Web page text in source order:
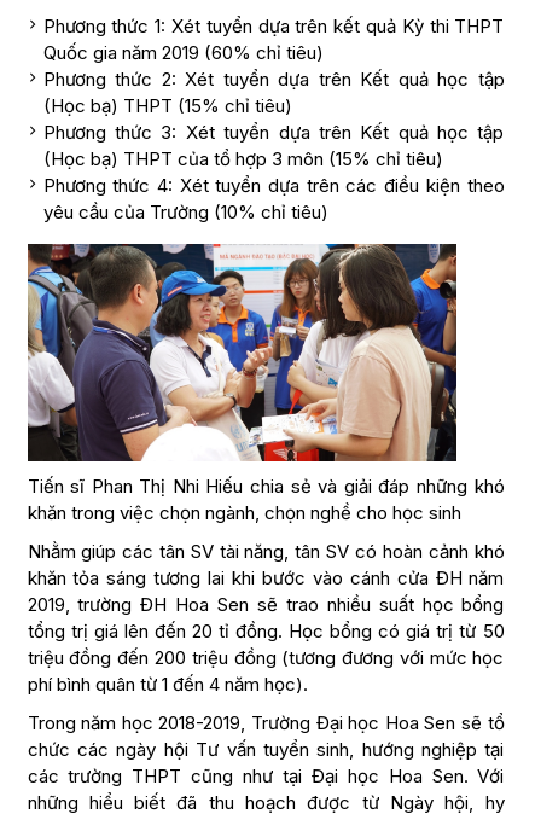
Phương thức 1: Xét tuyển dựa trên kết quả Kỳ thi THPT
Quốc gia năm 2019 (60% chỉ tiêu)
Phương thức 2: Xét tuyển dựa trên Kết quả học tập
(Học bạ) THPT (15% chỉ tiêu)
Phương thức 3: Xét tuyển dựa trên Kết quả học tập
(Học bạ) THPT của tổ hợp 3 môn (15% chỉ tiêu)
Phương thức 4: Xét tuyển dựa trên các điều kiện theo
yêu cầu của Trường (10% chỉ tiêu)
Tiến sĩ Phan Thị Nhi Hiếu chia sẻ và giải đáp những khó
khăn trong việc chọn ngành, chọn nghề cho học sinh
Nhằm giúp các tân SV tài năng, tân SV có hoàn cảnh khó
khăn tỏa sáng tương lai khi bước vào cánh cửa ĐH năm
2019, trường ĐH Hoa Sen sẽ trao nhiều suất học bổng
tổng trị giá lên đến 20 tỉ đồng. Học bổng có giá trị từ 50
triệu đồng đến 200 triệu đồng (tương đương với mức học
phí bình quân từ 1 đến 4 năm học).
Trong năm học 2018-2019, Trường Đại học Hoa Sen sẽ tổ
chức các ngày hội Tư vấn tuyển sinh, hướng nghiệp tại
các trường THPT cũng như tại Đại học Hoa Sen. Với
những hiểu biết đã thu hoạch được từ Ngày hội, hy